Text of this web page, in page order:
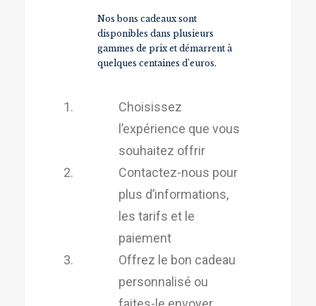
Nos bons cadeaux sont
disponibles dans plusieurs
gammes de prix et démarrent à
quelques centaines d’euros.
Choisissez
l’expérience que vous
souhaitez offrir
Contactez-nous pour
plus d’informations,
les tarifs et le
paiement
Offrez le bon cadeau
personnalisé ou